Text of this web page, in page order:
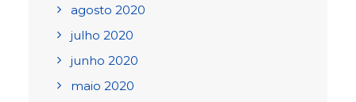
agosto 2020
julho 2020
junho 2020
maio 2020